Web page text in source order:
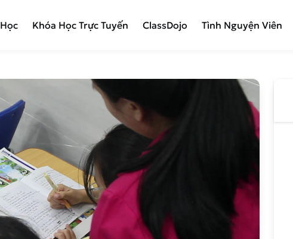
Khóa Học Trực Tuyến ClassDojo Tình Nguyện Viên